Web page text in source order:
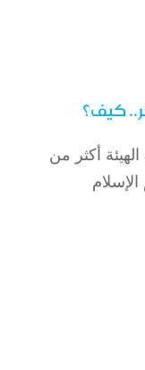
كيف؟
أكثر من